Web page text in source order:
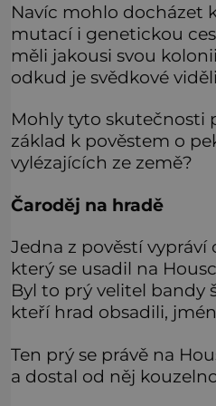
Navíc mohlo docházet
mutací i genetickou
měli jakousi svou
odkud je svědkové
Mohly tyto skutečnosti
základ k pověstem o
vylézajících ze země?
Čaroděj na hradě
Jedna z pověstí
který se usadil na
Byl to prý velitel bandy
kteří hrad obsadili,
Ten prý se právě na
a dostal od něj